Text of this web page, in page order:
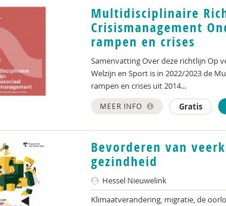
Multidisciplinaire
Crisismanagement
rampen en crises
Samenvatting Over deze richtlijn Op
Welzijn en Sport is in 2022/2023 de
rampen en crises uit 2014...
MEER INFO Gratis
Bevorderen van
gezindheid
Hessel Nieuwelink
Klimaatverandering, migratie, de